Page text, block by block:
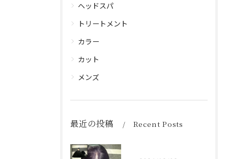
ヘッドスパ
トリートメント
カラー
カット
メンズ
最近の投稿 Recent Posts